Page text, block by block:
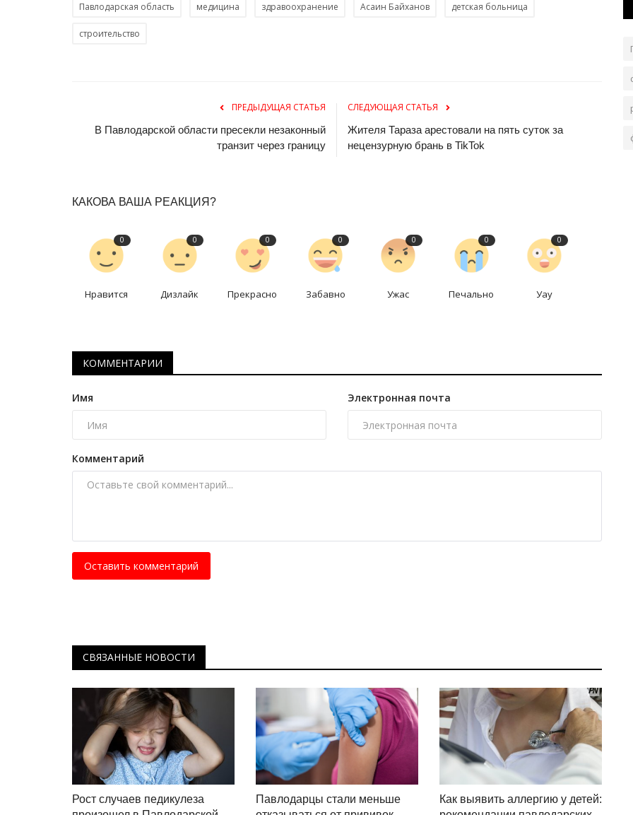
Павлодарская область медицина здравоохранение Асаин Байханов детская больница
строительство
ПРЕДЫДУЩАЯ СТАТЬЯ
В Павлодарской области пресекли незаконный
транзит через границу
СЛЕДУЮЩАЯ СТАТЬЯ
Жителя Тараза арестовали на пять суток за
нецензурную брань в TikTok
КАКОВА ВАША РЕАКЦИЯ?
0
Нравится
0
Дизлайк
0
Прекрасно
0
Забавно
0
Ужас
0
Печально
0
Уау
КОММЕНТАРИИ
Имя Электронная почта
Комментарий
Оставить комментарий
СВЯЗАННЫЕ НОВОСТИ
Рост случаев педикулеза
Павлодарцы стали меньше
Как выявить аллергию у детей: